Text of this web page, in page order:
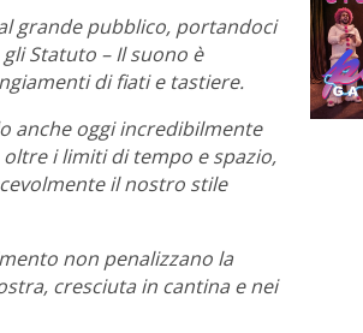
grande pubblico, portandoci
Statuto – Il suono è
di fiati e tastiere.
anche oggi incredibilmente
i limiti di tempo e spazio,
il nostro stile
non penalizzano la
cresciuta in cantina e nei